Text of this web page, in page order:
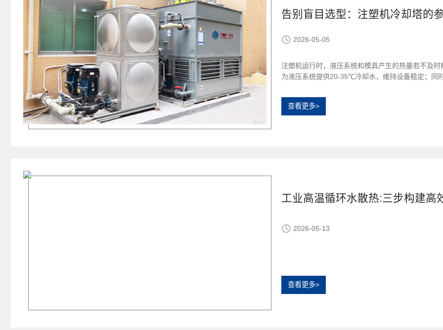
告别盲目选型：注塑机冷却塔的
2026-05-05
注塑机运行时，液压系统和模具产生的热量若不及
为液压系统提供20-35℃冷却水，维持设备稳定；同
查看更多>
工业高温循环水散热:三步构建高
2026-05-13
查看更多>